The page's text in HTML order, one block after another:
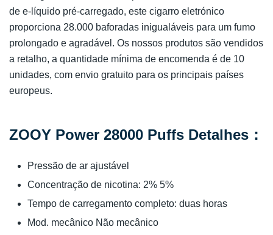
de e-líquido pré-carregado, este cigarro eletrónico
proporciona 28.000 baforadas inigualáveis para um fumo
prolongado e agradável. Os nossos produtos são vendidos
a retalho, a quantidade mínima de encomenda é de 10
unidades, com envio gratuito para os principais países
europeus.
ZOOY Power 28000 Puffs Detalhes：
Pressão de ar ajustável
Concentração de nicotina: 2% 5%
Tempo de carregamento completo: duas horas
Mod. mecânico Não mecânico